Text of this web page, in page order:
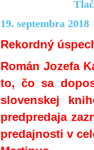
19. septembra 2018
Rekordný
Román Jozefa
to, čo sa
slovenskej
predpredaja
predajnosti v